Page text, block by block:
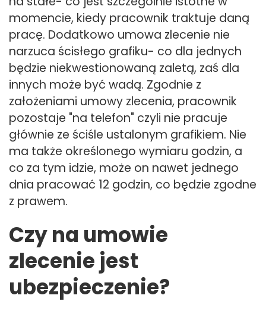
momencie, kiedy pracownik traktuje daną
pracę. Dodatkowo umowa zlecenie nie
narzuca ścisłego grafiku- co dla jednych
będzie niekwestionowaną zaletą, zaś dla
innych może być wadą. Zgodnie z
założeniami umowy zlecenia, pracownik
pozostaje "na telefon" czyli nie pracuje
głównie ze ściśle ustalonym grafikiem. Nie
ma także określonego wymiaru godzin, a
co za tym idzie, może on nawet jednego
dnia pracować 12 godzin, co będzie zgodne
z prawem.
Czy na umowie
zlecenie jest
ubezpieczenie?